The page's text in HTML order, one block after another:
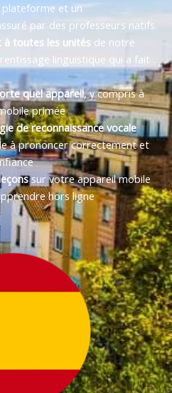
plateforme et un
par des professeurs natifs.
à toutes les unitésde notre
linguistique qui a fait
quel appareil, y compris à
primée
de reconnaissance vocale
à prononcer correctement et
sur votre appareil mobile
hors ligne